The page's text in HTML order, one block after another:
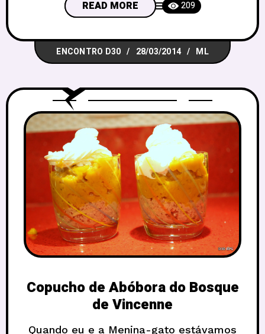
escolhido fosse “Taverna”, a gente devia
fazer o encontro numa… Taverna. E esse
mês as estrelas se alinharam e vamos
fazer o próximo Encontro D30 no
READ MORE 209
ENCONTRO D30 28/03/2014 ML
Copucho de Abóbora do Bosque
de Vincenne
Quando eu e a Menina-gato estávamos